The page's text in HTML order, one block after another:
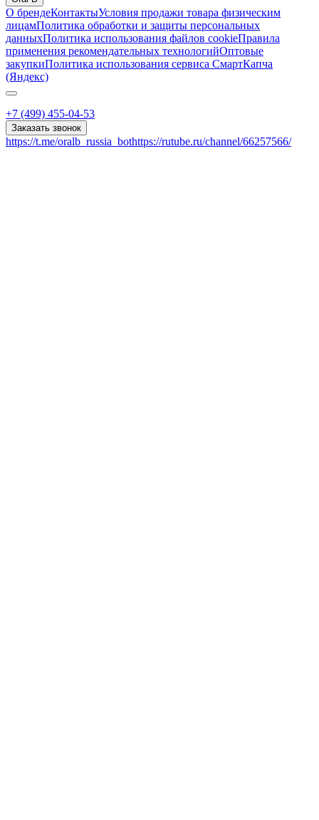
О брендеКонтактыУсловия продажи товара физическим
лицамПолитика обработки и защиты персональных
данныхПолитика использования файлов cookieПравила
применения рекомендательных технологийОптовые
закупкиПолитика использования сервиса СмартКапча
(Яндекс)
+7 (499) 455-04-53
Заказать звонок
https://t.me/oralb_russia_bothttps://rutube.ru/channel/66257566/